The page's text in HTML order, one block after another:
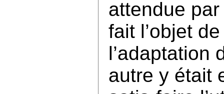
attendue
fait l’objet
l’adaptation
autre y était